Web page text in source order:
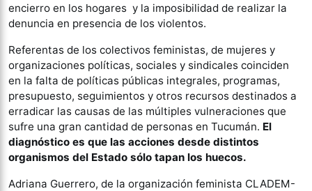
encierro en los hogares y la imposibilidad de realizar la
denuncia en presencia de los violentos.
Referentas de los colectivos feministas, de mujeres y
organizaciones políticas, sociales y sindicales coinciden
en la falta de políticas públicas integrales, programas,
presupuesto, seguimientos y otros recursos destinados a
erradicar las causas de las múltiples vulneraciones que
sufre una gran cantidad de personas en Tucumán. El
diagnóstico es que las acciones desde distintos
organismos del Estado sólo tapan los huecos.
Adriana Guerrero, de la organización feminista CLADEM-